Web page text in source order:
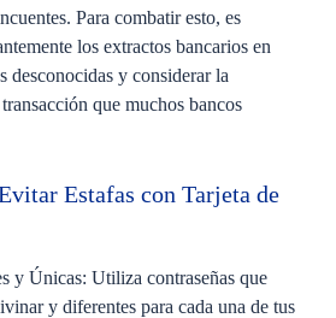
Para combatir esto, es
los extractos bancarios en
desconocidas y considerar la
que muchos bancos
Estafas con Tarjeta de
y Únicas: Utiliza contraseñas que
y diferentes para cada una de tus